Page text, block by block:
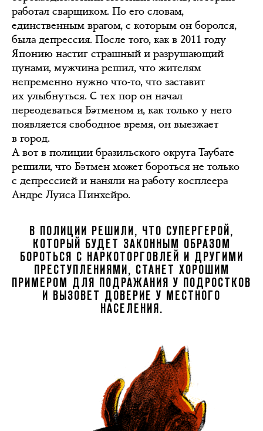
работал сварщиком. По его словам,
единственным врагом, с которым он боролся,
была депрессия. После того, как в 2011 году
Японию настиг страшный и разрушающий
цунами, мужчина решил, что жителям
непременно нужно что-то, что заставит
их улыбнуться. С тех пор он начал
переодеваться Бэтменом и, как только у него
появляется свободное время, он выезжает
в город.
А вот в полиции бразильского округа Таубате
решили, что Бэтмен может бороться не только
с депрессией и наняли на работу косплеера
Андре Луиса Пинхейро.
В ПОЛИЦИИ РЕШИЛИ, ЧТО СУПЕРГЕРОЙ,
КОТОРЫЙ БУДЕТ ЗАКОННЫМ ОБРАЗОМ
БОРОТЬСЯ С НАРКОТОРГОВЛЕЙ И ДРУГИМИ
ПРЕСТУПЛЕНИЯМИ, СТАНЕТ ХОРОШИМ
ПРИМЕРОМ ДЛЯ ПОДРАЖАНИЯ У ПОДРОСТКОВ
И ВЫЗОВЕТ ДОВЕРИЕ У МЕСТНОГО
НАСЕЛЕНИЯ.